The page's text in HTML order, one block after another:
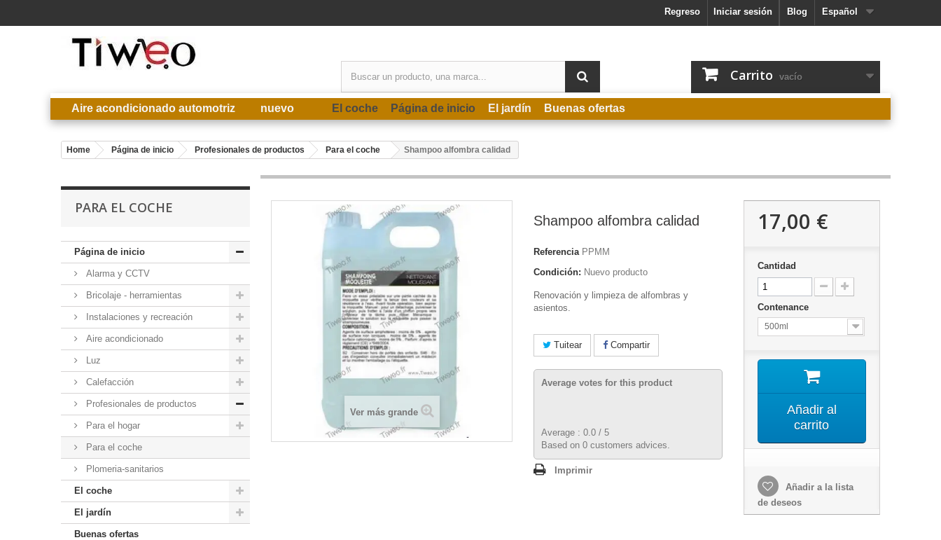
Español
Blog
Iniciar sesión
Regreso
Carrito vacío
Aire acondicionado automotriz nuevo El coche Página de inicio El jardín Buenas ofertas
Home Página de inicio Profesionales de productos Para el coche Shampoo alfombra calidad
PARA EL COCHE
Página de inicio
Alarma y CCTV
Bricolaje - herramientas
Instalaciones y recreación
Aire acondicionado
Luz
Calefacción
Profesionales de productos
Para el hogar
Para el coche
Plomeria-sanitarios
El coche
El jardín
Buenas ofertas
Ver más grande
Shampoo alfombra calidad
Referencia PPMM
Condición: Nuevo producto
Renovación y limpieza de alfombras y
asientos.
Tuitear Compartir
Average votes for this product
Average : 0.0 / 5
Based on 0 customers advices.
Imprimir
17,00 €
Cantidad
Contenance
500ml
Añadir al
carrito
Añadir a la lista
de deseos